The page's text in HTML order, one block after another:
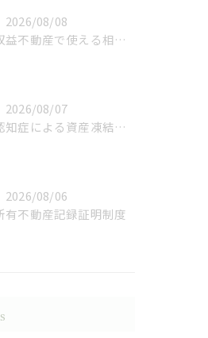
2026/08/08
収益不動産で使える相続対策
2026/08/07
認知症による資産凍結（デッドロック）
2026/08/06
有不動産記録証明制度